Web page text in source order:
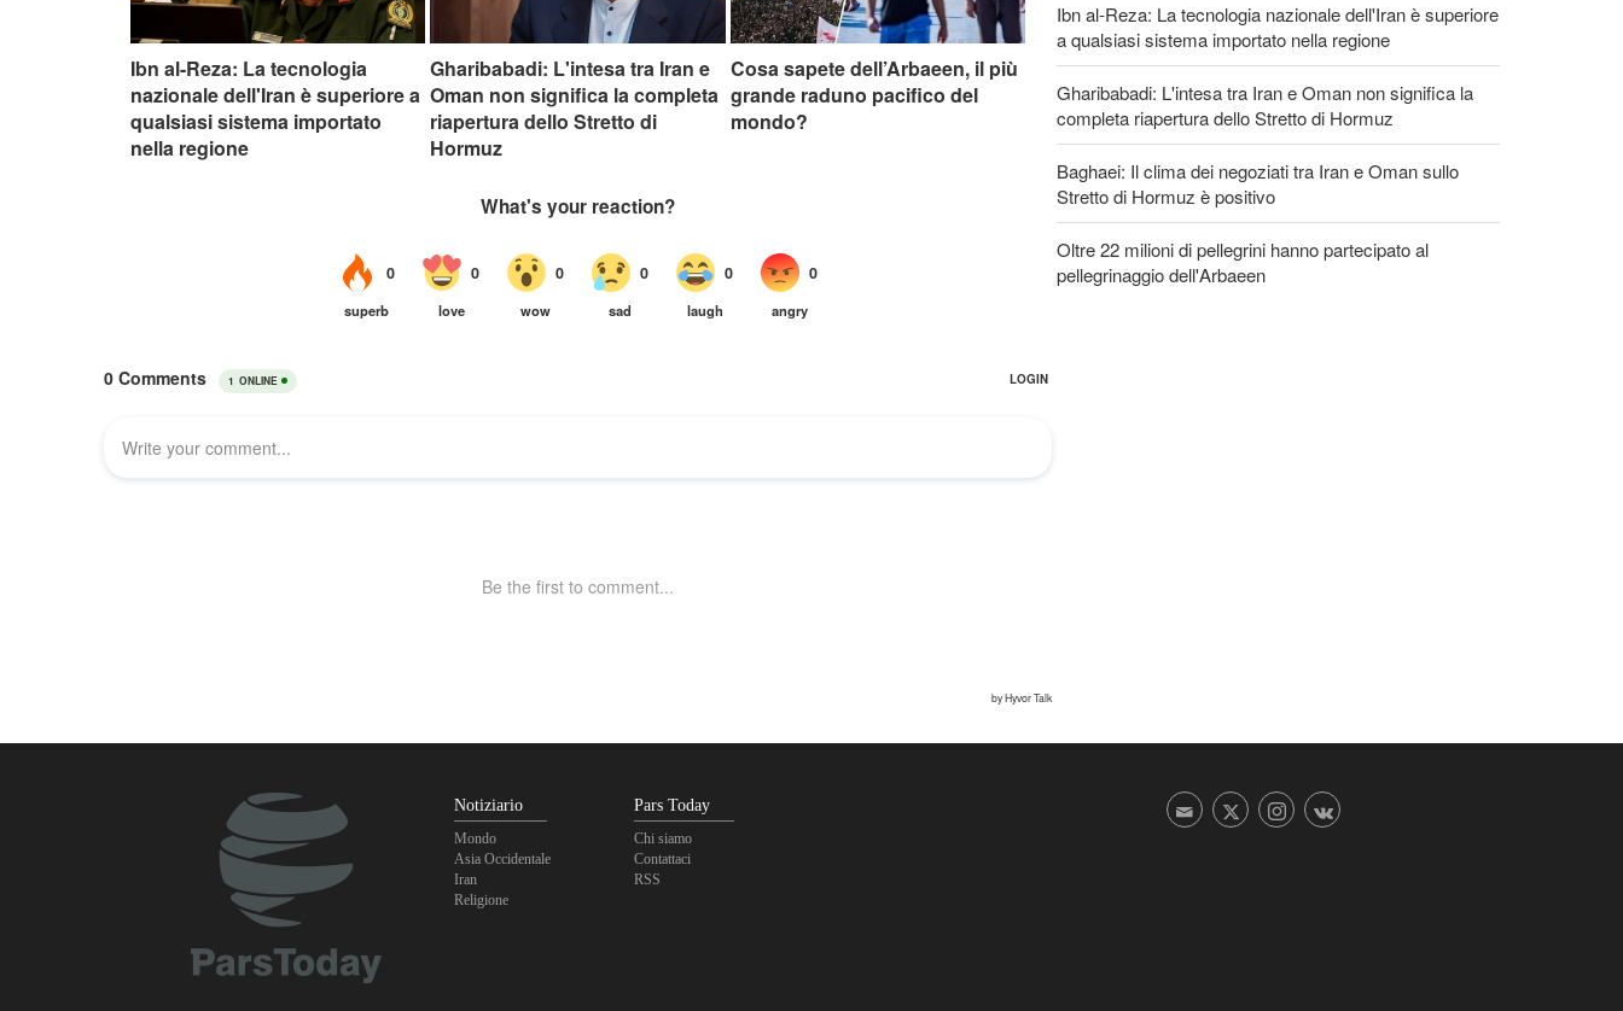
Ibn al-Reza: La tecnologia
nazionale dell'Iran è superiore a
qualsiasi sistema importato
nella regione
Gharibabadi: L'intesa tra Iran e
Oman non significa la completa
riapertura dello Stretto di
Hormuz
Cosa sapete dell’Arbaeen, il più
grande raduno pacifico del
mondo?
Ibn al-Reza: La tecnologia nazionale dell'Iran è superiore
a qualsiasi sistema importato nella regione
Gharibabadi: L'intesa tra Iran e Oman non significa la
completa riapertura dello Stretto di Hormuz
Baghaei: Il clima dei negoziati tra Iran e Oman sullo
Stretto di Hormuz è positivo
Oltre 22 milioni di pellegrini hanno partecipato al
pellegrinaggio dell'Arbaeen
Notiziario
Mondo
Asia Occidentale
Iran
Religione
Pars Today
Chi siamo
Contattaci
RSS